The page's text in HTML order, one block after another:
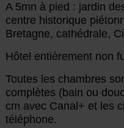
A 5mn à pied : jardin
centre historique
Bretagne, cathédrale,
Hôtel entièrement non
Toutes les chambres
complètes (bain ou
cm avec Canal+ et les
téléphone.